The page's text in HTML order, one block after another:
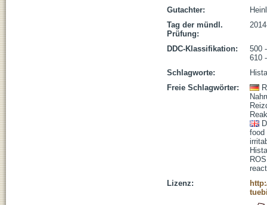
Gutachter:
Tag der mündl.
Prüfung:
DDC-Klassifikation:
500
610
Schlagworte:
Freie Schlagwörter:
food
ROS
Lizenz: